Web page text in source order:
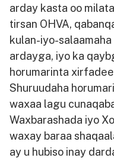
arday kasta oo
tirsan OHVA,
kulan-iyo-
ardayga, iyo ka
horumarinta
Shuruudaha
waxaa lagu
Waxbarashada iyo
waxay baraa
ay u hubiso inay